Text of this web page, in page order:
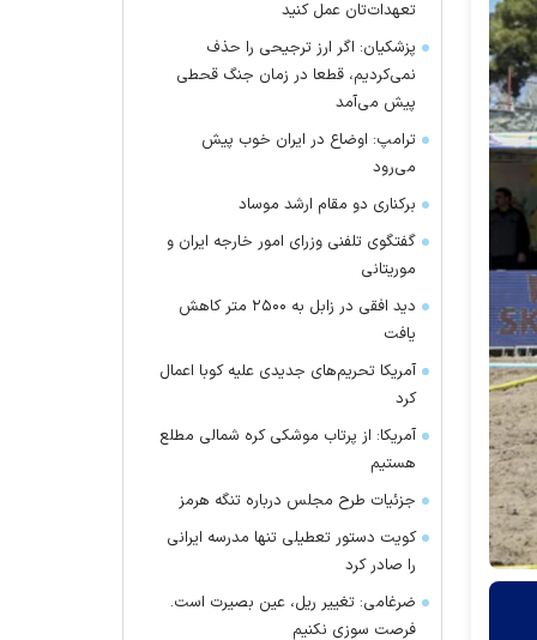
تعهدات‌تان عمل کنید
پزشکیان: اگر ارز ترجیحی را حذف
نمی‌کردیم، قطعا در زمان جنگ قحطی
پیش می‌آمد
ترامپ: اوضاع در ایران خوب پیش
می‌رود
برکناری دو مقام ارشد موساد
گفتگوی تلفنی وزرای امور خارجه ایران و
موریتانی
دید افقی در زابل به ۲۵۰۰ متر کاهش
یافت
آمریکا تحریم‌های جدیدی علیه کوبا اعمال
کرد
آمریکا: از پرتاب موشکی کره شمالی مطلع
هستیم
جزئیات طرح مجلس درباره تنگه هرمز
کویت دستور تعطیلی تنها مدرسه ایرانی
را صادر کرد
ضرغامی: تغییر ریل، عین بصیرت است.
فرصت سوزی نکنیم